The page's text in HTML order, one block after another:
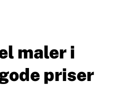
maler i
priser